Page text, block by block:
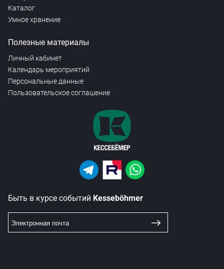
Каталог
Умное хранение
Полезные материалы
Личный кабинет
Календарь мероприятий
Персональные данные
Пользовательское соглашение
Быть в курсе событий Kesseböhmer